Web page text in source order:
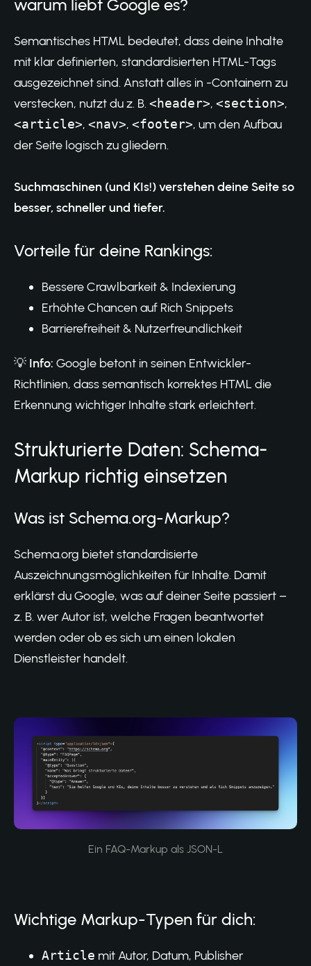
warum liebt Google es?
Semantisches HTML bedeutet, dass deine Inhalte
mit klar definierten, standardisierten HTML-Tags
ausgezeichnet sind. Anstatt alles in -Containern zu
verstecken, nutzt du z. B. <header>, <section>,
<article>, <nav>, <footer>, um den Aufbau
der Seite logisch zu gliedern.
Suchmaschinen (und KIs!) verstehen deine Seite so
besser, schneller und tiefer.
Vorteile für deine Rankings:
Bessere Crawlbarkeit & Indexierung
Erhöhte Chancen auf Rich Snippets
Barrierefreiheit & Nutzerfreundlichkeit
💡 Info: Google betont in seinen Entwickler-
Richtlinien, dass semantisch korrektes HTML die
Erkennung wichtiger Inhalte stark erleichtert.
Strukturierte Daten: Schema-
Markup richtig einsetzen
Was ist Schema.org-Markup?
Schema.org bietet standardisierte
Auszeichnungsmöglichkeiten für Inhalte. Damit
erklärst du Google, was auf deiner Seite passiert –
z. B. wer Autor ist, welche Fragen beantwortet
werden oder ob es sich um einen lokalen
Dienstleister handelt.
Ein FAQ-Markup als JSON-L
Wichtige Markup-Typen für dich:
Article mit Autor, Datum, Publisher